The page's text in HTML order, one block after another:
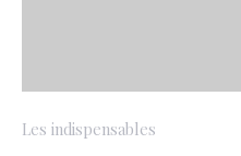
Les indispensables